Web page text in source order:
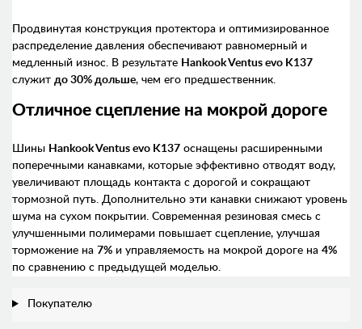
Продвинутая конструкция протектора и оптимизированное
распределение давления обеспечивают равномерный и
медленный износ. В результате Hankook Ventus evo K137
служит до 30% дольше, чем его предшественник.
Отличное сцепление на мокрой дороге
Шины Hankook Ventus evo K137 оснащены расширенными
поперечными канавками, которые эффективно отводят воду,
увеличивают площадь контакта с дорогой и сокращают
тормозной путь. Дополнительно эти канавки снижают уровень
шума на сухом покрытии. Современная резиновая смесь с
улучшенными полимерами повышает сцепление, улучшая
торможение на 7% и управляемость на мокрой дороге на 4%
по сравнению с предыдущей моделью.
Покупателю